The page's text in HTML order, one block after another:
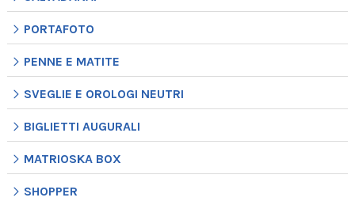
PORTAFOTO
PENNE E MATITE
SVEGLIE E OROLOGI NEUTRI
BIGLIETTI AUGURALI
MATRIOSKA BOX
SHOPPER